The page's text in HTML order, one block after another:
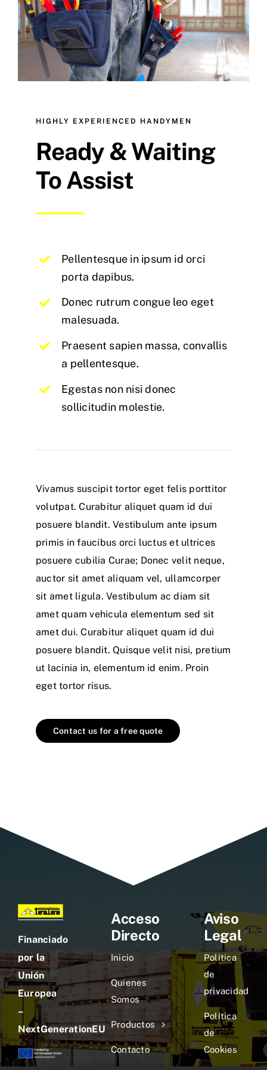
HIGHLY EXPERIENCED HANDYMEN
Ready & Waiting
To Assist
Pellentesque in ipsum id orci
porta dapibus.
Donec rutrum congue leo eget
malesuada.
Praesent sapien massa, convallis
a pellentesque.
Egestas non nisi donec
sollicitudin molestie.
Vivamus suscipit tortor eget felis porttitor
volutpat. Curabitur aliquet quam id dui
posuere blandit. Vestibulum ante ipsum
primis in faucibus orci luctus et ultrices
posuere cubilia Curae; Donec velit neque,
auctor sit amet aliquam vel, ullamcorper
sit amet ligula. Vestibulum ac diam sit
amet quam vehicula elementum sed sit
amet dui. Curabitur aliquet quam id dui
posuere blandit. Quisque velit nisi, pretium
ut lacinia in, elementum id enim. Proin
eget tortor risus.
Contact us for a free quote
Financiado
por la
Unión
Europea
–
NextGenerationEU
Acceso
Directo
Inicio
Quienes
Somos
Productos
Contacto
Aviso
Legal
Política
de
privacidad
Política
de
Cookies